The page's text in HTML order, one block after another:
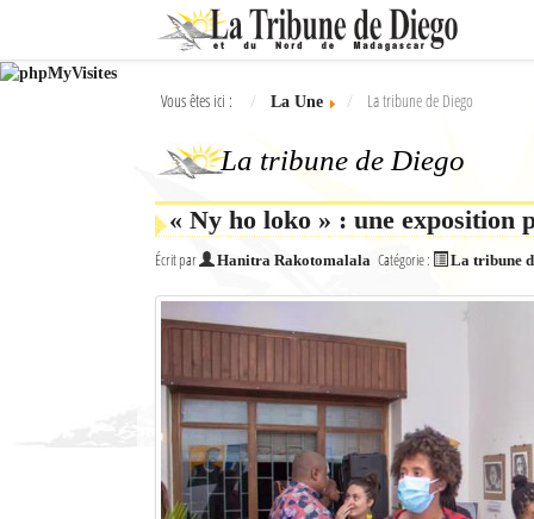
Ok
L'actualité à Diego Suarez
Vous êtes ici : La Une La tribune de Diego
La tribune de Diego
« Ny ho loko » : une exposition
Écrit par Hanitra Rakotomalala Catégorie : La tribune